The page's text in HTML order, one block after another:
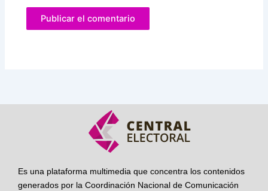
Es una plataforma multimedia que concentra los contenidos
generados por la Coordinación Nacional de Comunicación